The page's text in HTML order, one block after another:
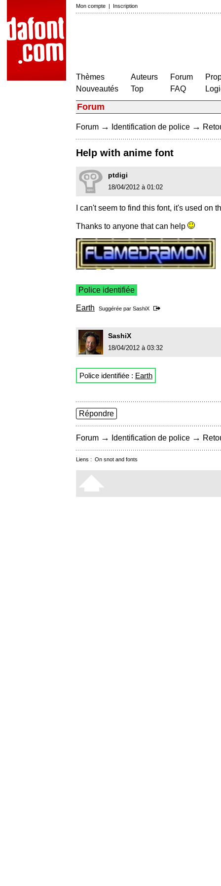
Mon compte | Inscription
Thèmes
Nouveautés
Auteurs
Top
Forum
FAQ
Forum
Forum → Identification de police →
Help with anime font
ptdigi
18/04/2012 à 01:02
I can't seem to find this font, it's used on
Thanks to anyone that can help
Police identifiée
Earth Suggérée par SashiX
SashiX
18/04/2012 à 03:32
Police identifiée : Earth
Répondre
Forum → Identification de police →
Liens : On snot and fonts